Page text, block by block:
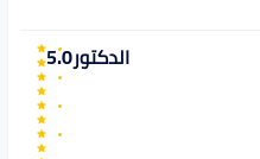
الدكتور5.0